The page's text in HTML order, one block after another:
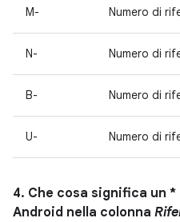
M- Numero di
N- Numero di
B- Numero di
U- Numero di
4. Che cosa significa un
Android nella colonna